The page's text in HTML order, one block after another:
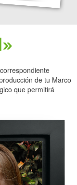
de tu Marco
que permitirá